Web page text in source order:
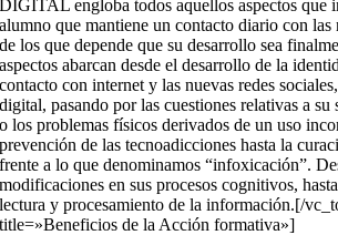
DIGITAL engloba todos aquellos aspectos que
alumno que mantiene un contacto diario con las
de los que depende que su desarrollo sea
aspectos abarcan desde el desarrollo de la
contacto con internet y las nuevas redes
digital, pasando por las cuestiones relativas a
o los problemas físicos derivados de un uso
prevención de las tecnoadicciones hasta la
frente a lo que denominamos “infoxicación”.
modificaciones en sus procesos cognitivos,
lectura y procesamiento de la información.[/
title=»Beneficios de la Acción formativa»]